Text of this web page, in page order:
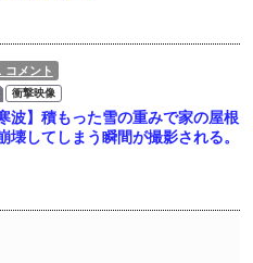
コメント
衝撃映像
寒波】積もった雪の重みで家の屋根
壊してしまう瞬間が撮影される。